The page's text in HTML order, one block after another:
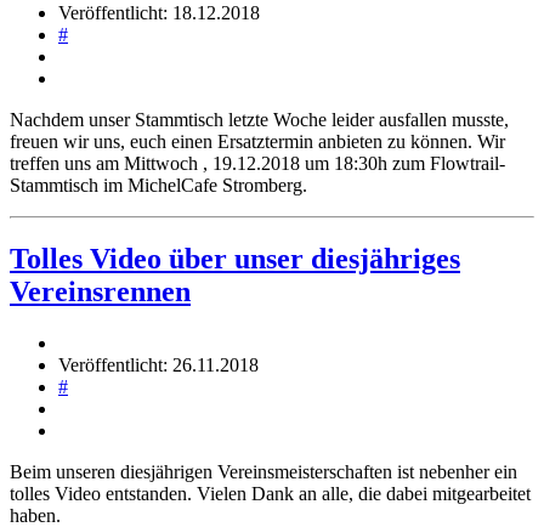
Veröffentlicht: 18.12.2018
#
Nachdem unser Stammtisch letzte Woche leider ausfallen musste,
freuen wir uns, euch einen Ersatztermin anbieten zu können. Wir
treffen uns am Mittwoch , 19.12.2018 um 18:30h zum Flowtrail-
Stammtisch im MichelCafe Stromberg.
Tolles Video über unser diesjähriges
Vereinsrennen
Veröffentlicht: 26.11.2018
#
Beim unseren diesjährigen Vereinsmeisterschaften ist nebenher ein
tolles Video entstanden. Vielen Dank an alle, die dabei mitgearbeitet
haben.